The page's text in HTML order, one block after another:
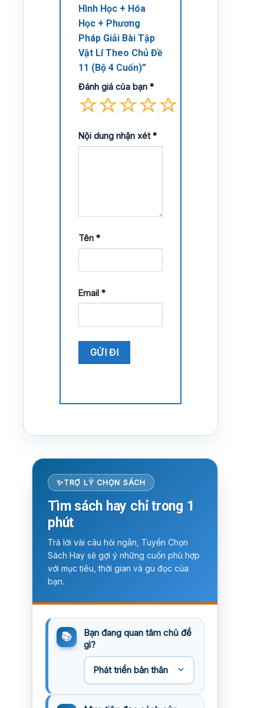
Hình Học + Hóa
Học + Phương
Pháp Giải Bài Tập
Vật Lí Theo Chủ Đề
11 (Bộ 4 Cuốn)”
Đánh giá của bạn *
Nội dung nhận xét*
Tên *
Email *
TRỢ LÝ CHỌN SÁCH
Tìm sách hay chỉ trong 1
phút
Trả lời vài câu hỏi ngắn, Tuyển Chọn
Sách Hay sẽ gợi ý những cuốn phù hợp
với mục tiêu, thời gian và gu đọc của
bạn.
Bạn đang quan tâm chủ đề
gì?